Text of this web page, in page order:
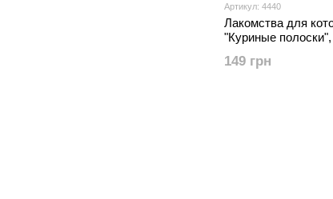
Артикул: 4440
Лакомства для
"Куриные полоски",
149 грн